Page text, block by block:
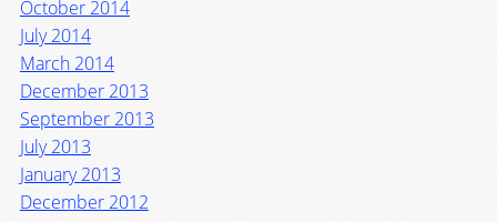
October 2014
July 2014
March 2014
December 2013
September 2013
July 2013
January 2013
December 2012